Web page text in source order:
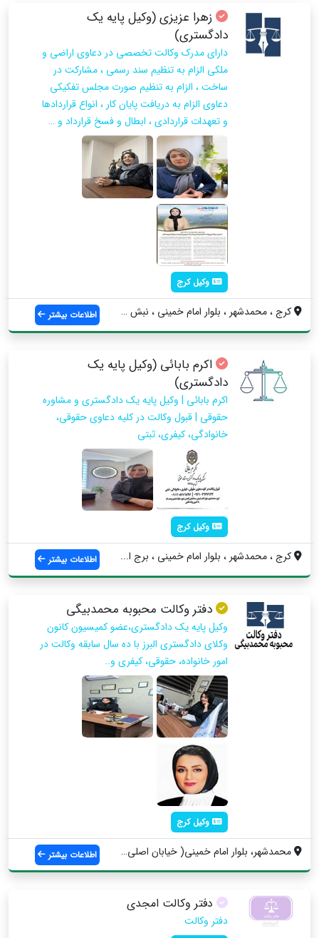
زهرا عزيزی (وكيل پايه يك
دادگستري)
دارای مدرک وکالت تخصصی در دعاوی اراضی و
ملکی الزام به تنظیم سند رسمی ، مشارکت در
ساخت ، الزام به تنظیم صورت مجلس تفکیکی
دعاوی الزام به دریافت پایان کار ، انواع قراردادها
و تعهدات قراردادی ، ابطال و فسخ قرارداد و …
وکیل کرج
كرج ، محمدشهر ، بلوار امام خميني ، نبش ب... اطلاعات بیشتر
اکرم بابائی (وکیل پایه یک
دادگستری)
اکرم بابائی | وکیل پایه یک دادگستری و مشاوره
حقوقی | قبول وکالت در کلیه دعاوی حقوقی،
خانوادگی، کیفری، ثبتی
وکیل کرج
کرج ، محمدشهر ، بلوار امام خمینی ، برج ا... اطلاعات بیشتر
دفتر وکالت محبوبه محمدبیگی
وکیل پایه یک دادگستری،عضو کمیسیون کانون
وکلای دادگستری البرز با ده سال سابقه وکالت در
امور خانواده، حقوقی، کیفری و..
وکیل کرج
محمدشهر، بلوار امام خمینی( خیابان اصلی) ... اطلاعات بیشتر
دفتر وکالت امجدی
دفتر وکالت